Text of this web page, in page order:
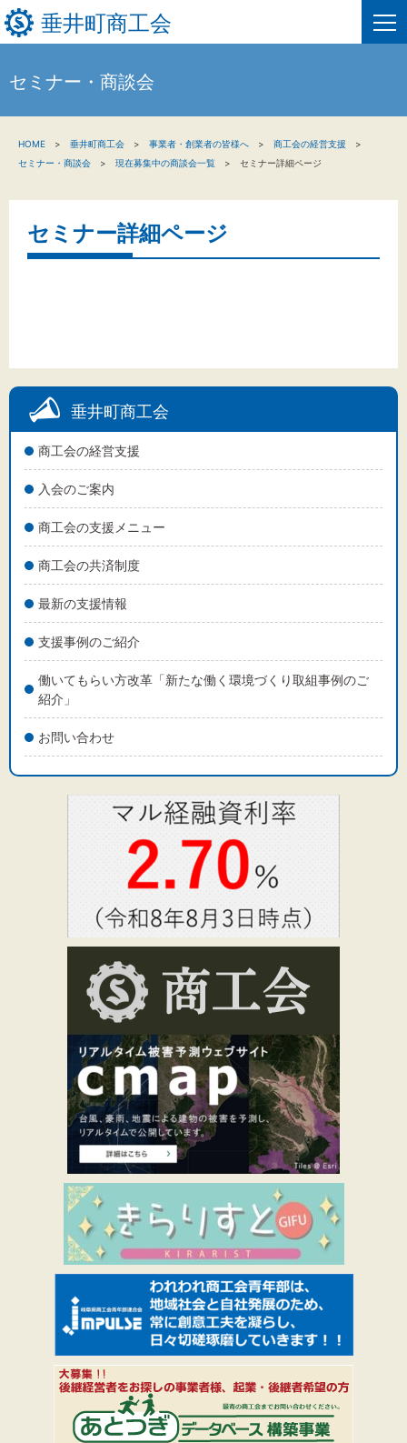
垂井町商工会
新着情報
関係機関の方へ
お問い合わせ
セミナー・商談会
垂井町商工会
商工会の経営支援
入会のご案内
商工会の支援メニュー
商工会の共済制度
最新の支援情報
支援事例のご紹介
働いてもらい方改革「新たな働く環境づくり取組事例のご
紹介」
お問い合わせ
HOME 垂井町商工会 事業者・創業者の皆様へ
商工会の経営支援
セミナー・商談会
現在募集中の商談会一覧 セミナー詳細ページ
セミナー詳細ページ